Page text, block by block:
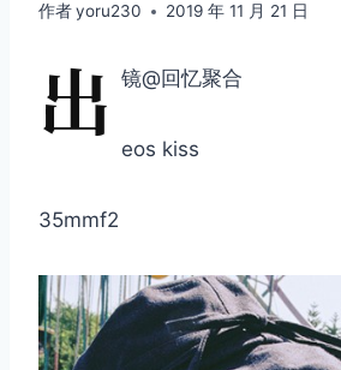
作者yoru230 2019 年 11 月 21 日
出 镜@回忆聚合
eos kiss
35mmf2